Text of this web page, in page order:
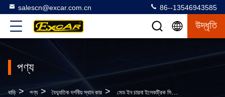
salescn@excar.com.cn 86--13546943585
উদ্ধৃতি
পণ্য
বাড়ি > পণ্য > বৈদ্যুতিক দর্শনীয় স্থান কার > মেড ইন চায়না ইলেকট্রিক সিটিজিং শাটল বাস অফ রোড গাড়ি রিসোর্ট / পর্যটন স্পট / পার্ক / হোটেলের জন্য